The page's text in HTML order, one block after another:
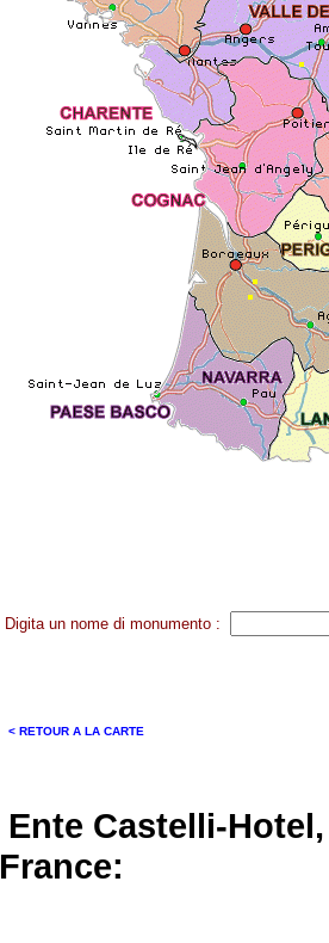
Digita un nome di monumento :
< RETOUR A LA CARTE
Ente Castelli-
France: